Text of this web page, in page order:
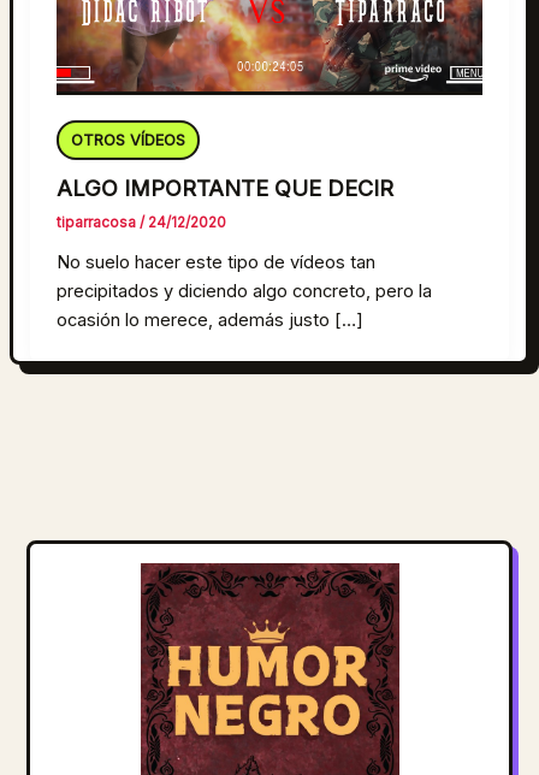
OTROS VÍDEOS
ALGO IMPORTANTE QUE DECIR
tiparracosa/ 24/12/2020
No suelo hacer este tipo de vídeos tan
precipitados y diciendo algo concreto, pero la
ocasión lo merece, además justo […]